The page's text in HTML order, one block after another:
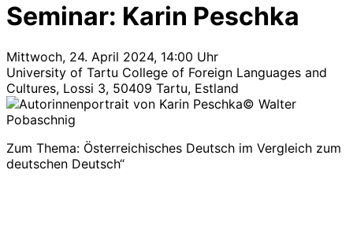
Seminar: Karin Peschka
Mittwoch, 24. April 2024, 14:00 Uhr
University of Tartu College of Foreign Languages and
Cultures, Lossi 3, 50409 Tartu, Estland
© Walter
Pobaschnig
Zum Thema: Österreichisches Deutsch im Vergleich zum
deutschen Deutsch“